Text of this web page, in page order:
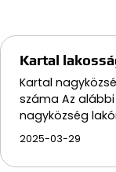
Kartal
Kartal
száma Az
nagyközség
2025-03-29